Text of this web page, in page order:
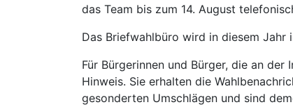
das Team bis zum 14. August
Das Briefwahlbüro wird in diesem Jahr
Für Bürgerinnen und Bürger, die an
Hinweis. Sie erhalten die
gesonderten Umschlägen und sind